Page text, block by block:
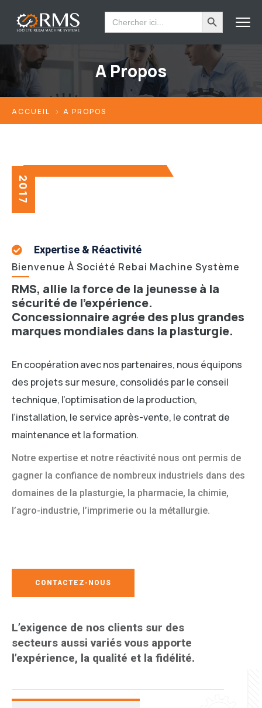
Search
for:
Search Button
A Propos
ACCUEIL A PROPOS
2017
Expertise & Réactivité
Bienvenue À Société Rebai Machine Système
RMS, allie la force de la jeunesse à la
sécurité de l’expérience.
Concessionnaire agrée des plus grandes
marques mondiales dans la plasturgie.
En coopération avec nos partenaires, nous équipons
des projets sur mesure, consolidés par le conseil
technique, l’optimisation de la production,
l’installation, le service après-vente, le contrat de
maintenance et la formation.
Notre expertise et notre réactivité nous ont permis de
gagner la confiance de nombreux industriels dans des
domaines de la plasturgie, la pharmacie, la chimie,
l’agro-industrie, l’imprimerie ou la métallurgie.
CONTACTEZ-NOUS
L’exigence de nos clients sur des
secteurs aussi variés vous apporte
l’expérience, la qualité et la fidélité.